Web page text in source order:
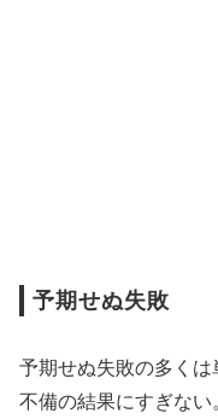
予期せぬ失敗
予期せぬ失敗の多くは
不備の結果にすぎない